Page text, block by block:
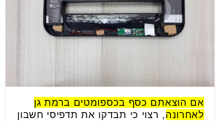
אם הוצאתם כסף בכספומטים ברמת גן
לאחרונה, רצוי כי תבדקו את תדפיסי חשבון